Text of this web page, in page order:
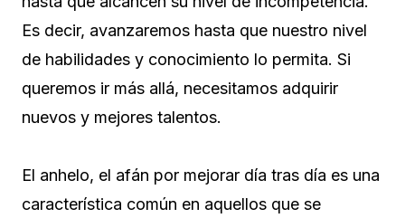
Es decir, avanzaremos hasta que nuestro nivel
de habilidades y conocimiento lo permita. Si
queremos ir más allá, necesitamos adquirir
nuevos y mejores talentos.
El anhelo, el afán por mejorar día tras día es una
característica común en aquellos que se